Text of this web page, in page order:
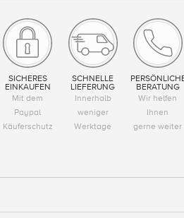
SICHERES
EINKAUFEN
Mit dem
Paypal
Käuferschutz
SCHNELLE
LIEFERUNG
Innerhalb
weniger
Werktage
BERATUNG
Wir helfen
Ihnen
gerne weiter